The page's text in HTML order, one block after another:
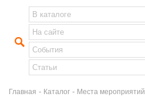
Главная - Каталог - Места мероприятий